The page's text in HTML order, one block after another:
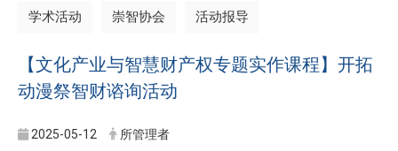
学术活动 崇智协会 活动报导
【文化产业与智慧财产权专题实作课程】开拓
动漫祭智财谘询活动
2025-05-12 所管理者